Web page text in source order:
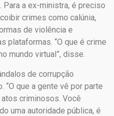
a ex-ministra, é preciso
crimes como calúnia,
de violência e
plataformas. “O que é crime
mundo virtual”, disse.
de corrupção
“O que a gente vê por parte
criminosos. Você
uma autoridade pública, é